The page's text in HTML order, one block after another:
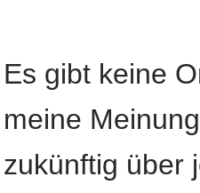
Es gibt keine
meine
zukünftig über